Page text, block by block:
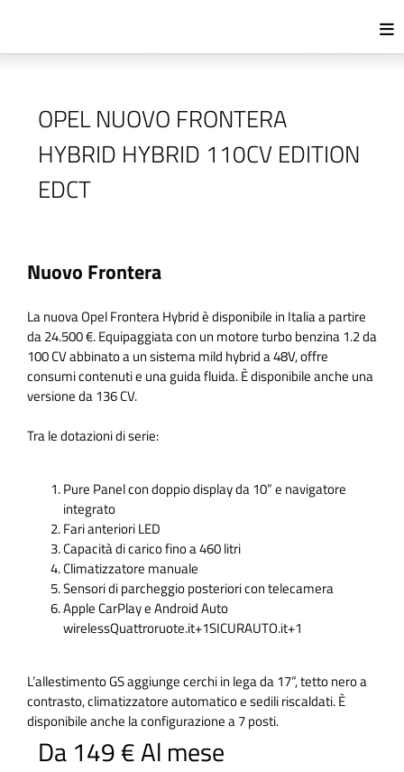
OPEL NUOVO FRONTERA
HYBRID HYBRID 110CV EDITION
EDCT
Da 149 € Al mese
Nuovo Frontera
La nuova Opel Frontera Hybrid è disponibile in Italia a partire
da 24.500 €. Equipaggiata con un motore turbo benzina 1.2 da
100 CV abbinato a un sistema mild hybrid a 48V, offre
consumi contenuti e una guida fluida. È disponibile anche una
versione da 136 CV.
Tra le dotazioni di serie:
Pure Panel con doppio display da 10” e navigatore
integrato
Fari anteriori LED
Capacità di carico fino a 460 litri
Climatizzatore manuale
Sensori di parcheggio posteriori con telecamera
Apple CarPlay e Android Auto
wirelessQuattroruote.it+1SICURAUTO.it+1
L’allestimento GS aggiunge cerchi in lega da 17”, tetto nero a
contrasto, climatizzatore automatico e sedili riscaldati. È
disponibile anche la configurazione a 7 posti.